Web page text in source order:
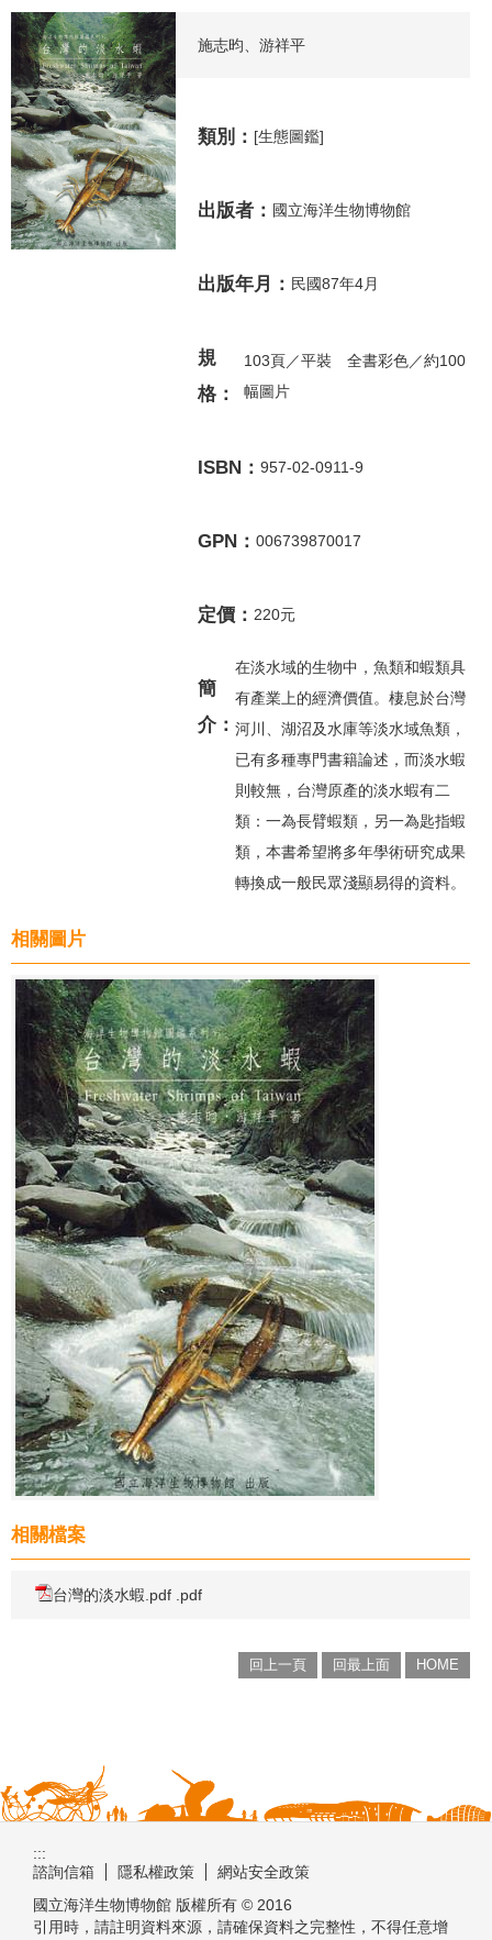
施志昀、游祥平
類別： [生態圖鑑]
出版者： 國立海洋生物博物館
出版年月： 民國87年4月
規
格：
103頁／平裝 全書彩色／約100
幅圖片
ISBN： 957-02-0911-9
GPN： 006739870017
定價： 220元
簡
介：
在淡水域的生物中，魚類和蝦類具
有產業上的經濟價值。棲息於台灣
河川、湖沼及水庫等淡水域魚類，
已有多種專門書籍論述，而淡水蝦
則較無，台灣原產的淡水蝦有二
類：一為長臂蝦類，另一為匙指蝦
類，本書希望將多年學術研究成果
轉換成一般民眾淺顯易得的資料。
相關圖片
相關檔案
台灣的淡水蝦.pdf .pdf
回上一頁 回最上面 HOME
:::
諮詢信箱
隱私權政策
網站安全政策
國立海洋生物博物館 版權所有 © 2016
引用時，請註明資料來源，請確保資料之完整性，不得任意增